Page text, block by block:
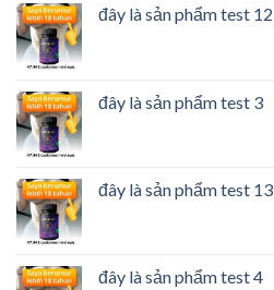
đây là sản phẩm test 12
đây là sản phẩm test 3
đây là sản phẩm test 13
đây là sản phẩm test 4